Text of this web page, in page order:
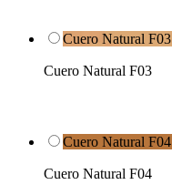
Cuero Natural F03
Cuero Natural F03
Cuero Natural F04
Cuero Natural F04